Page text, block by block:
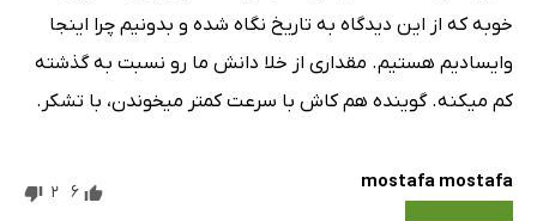
خوبه که از این دیدگاه به تاریخ نگاه شده و بدونیم چرا اینجا
وایسادیم هستیم. مقداری از خلا دانش ما رو نسبت به گذشته
کم میکنه. گوینده هم کاش با سرعت کمتر میخوندن، با تشکر.
mostafa mostafa
6
2